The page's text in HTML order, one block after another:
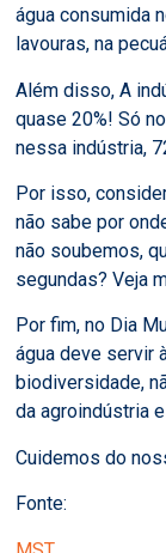
água consumida
lavouras, na
Além disso, A
quase 20%! Só
nessa indústria,
Por isso,
não sabe por
não soubemos,
segundas? Veja
Por fim, no Dia
água deve servir
biodiversidade,
da agroindústria
Cuidemos do
Fonte: